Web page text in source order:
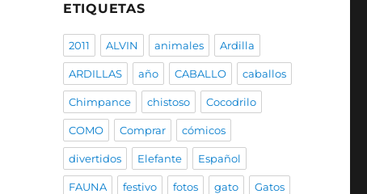
ETIQUETAS
2011 ALVIN animales Ardilla
ARDILLAS año CABALLO caballos
Chimpance chistoso Cocodrilo
COMO Comprar cómicos
divertidos Elefante Español
FAUNA festivo fotos gato Gatos